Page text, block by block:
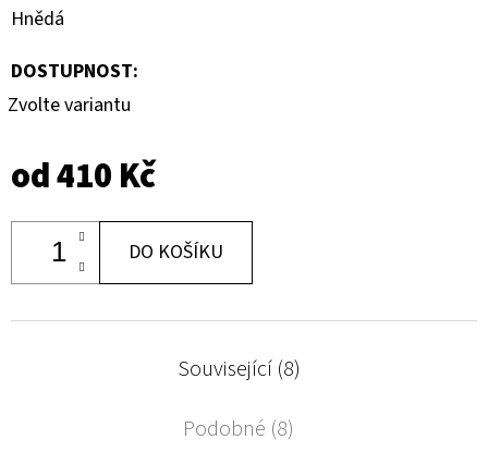
Hnědá
DOSTUPNOST:
Zvolte variantu
od410 Kč
DO KOŠÍKU
Související (8)
Podobné (8)